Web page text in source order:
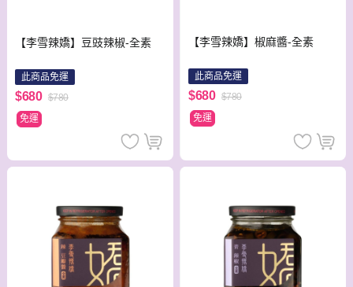
【李雪辣嬌】豆豉辣椒-全素
此商品免運
$680 $780
免運
【李雪辣嬌】椒麻醬-全素
此商品免運
$680 $780
免運